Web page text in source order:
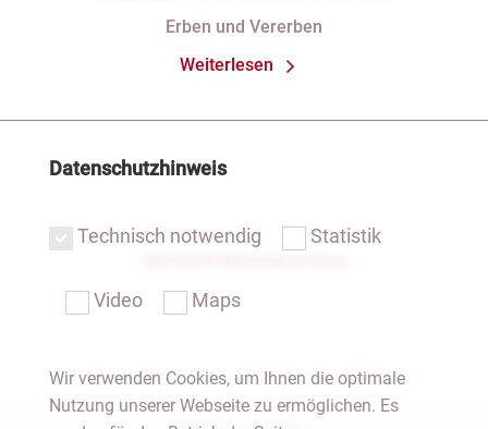
Erben und Vererben
Weiterlesen
Datenschutzhinweis
Technisch notwendig Statistik
Video Maps
Wir verwenden Cookies, um Ihnen die optimale
Nutzung unserer Webseite zu ermöglichen. Es